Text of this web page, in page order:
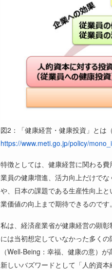
図2 ：「健康経営・健康投資」とは
https://www.meti.go.jp/policy/
特徴としては、健康経営に関わる
業員の健康増進、活力向上だけで
や、日本の課題である生産性向上
業価値の向上まで期待できるのです。
私は、経済産業省が健康経営の顕彰
には当初想定していなかった多く
（Well-Being ：幸福、健康の意）
新しいバズワードとして「人的資